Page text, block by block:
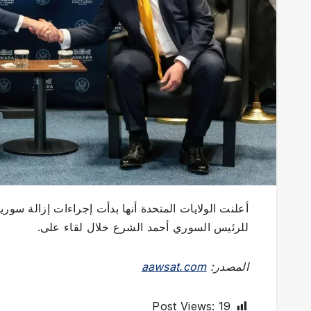
أعلنت الولايات المتحدة أنها بدأت إجراءات إزالة
للرئيس السوري أحمد الشرع خلال لقاء على.
المصدر:aawsat.com
Post Views: 19